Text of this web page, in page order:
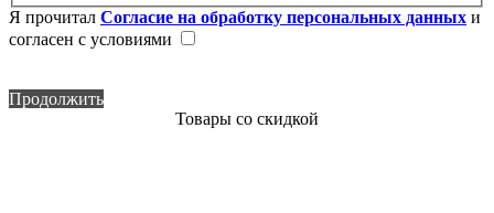
Я прочитал Согласие на обработку персональных данных и
согласен с условиями
Продолжить
Товары со скидкой